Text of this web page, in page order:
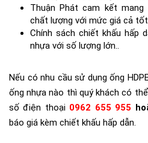
Thuận Phát cam kết
chất lượng với mức giá cả
Chính sách chiết khấu hấp
nhựa với số lượng lớn..
Nếu có nhu cầu sử dụng ống
ống nhựa nào thì quý khách có
số điện thoại 0962 655 955
báo giá kèm chiết khấu hấp dẫn.